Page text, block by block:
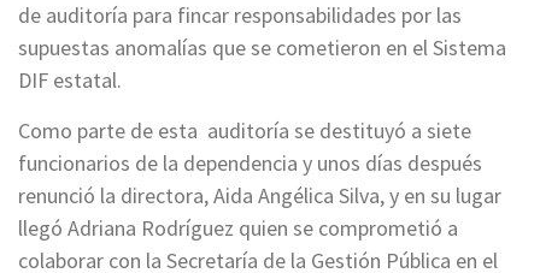
de auditoría para fincar responsabilidades por las
supuestas anomalías que se cometieron en el Sistema
DIF estatal.
Como parte de esta auditoría se destituyó a siete
funcionarios de la dependencia y unos días después
renunció la directora, Aida Angélica Silva, y en su lugar
llegó Adriana Rodríguez quien se comprometió a
colaborar con la Secretaría de la Gestión Pública en el